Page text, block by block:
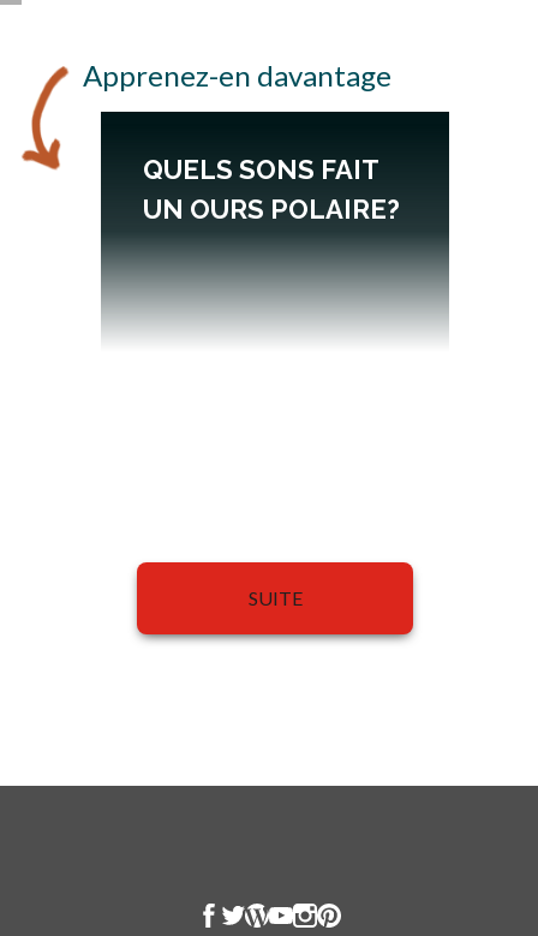
Apprenez-en davantage
QUELS SONS FAIT
UN OURS POLAIRE?
SUITE